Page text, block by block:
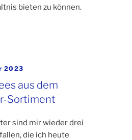
bieten zu können.
2023
aus dem
Sortiment
sind mir wieder drei
die ich heute